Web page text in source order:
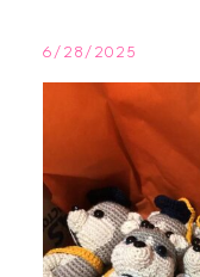
6/28/2025